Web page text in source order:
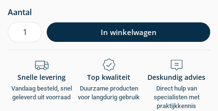
Aantal
In winkelwagen
Snelle levering
Vandaag besteld, snel
geleverd uit voorraad
Top kwaliteit
Duurzame producten
voor langdurig gebruik
Deskundig advies
Direct hulp van
specialisten met
praktijkkennis